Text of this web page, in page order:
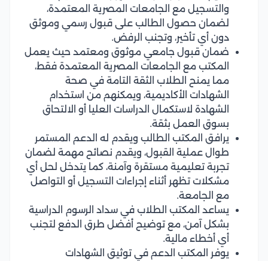
والتسجيل مع الجامعات المصرية المعتمدة،
لضمان حصول الطالب على قبول رسمي وموثق
دون أي تأخير، وتجنب الرفض.
ضمان قبول جامعي موثوق ومعتمد حيث يعمل
المكتب مع الجامعات المصرية المعتمدة فقط،
مما يمنح الطلاب الثقة التامة في صحة
الشهادات الأكاديمية، ويمكنهم من استخدام
الشهادة لاستكمال الدراسات العليا أو الالتحاق
بسوق العمل بثقة.
يرافق المكتب الطالب ويقدم له الدعم المستمر
طوال عملية القبول، ويقدم نصائح مهمة لضمان
تجربة تعليمية مستقرة وآمنة، كما يتدخل لحل أي
مشكلات تظهر أثناء إجراءات التسجيل أو التواصل
مع الجامعة.
يساعد المكتب الطلاب في سداد الرسوم الدراسية
بشكل آمن، مع توضيح أفضل طرق الدفع لتجنب
أي أخطاء مالية.
يوفر المكتب الدعم في توثيق الشهادات